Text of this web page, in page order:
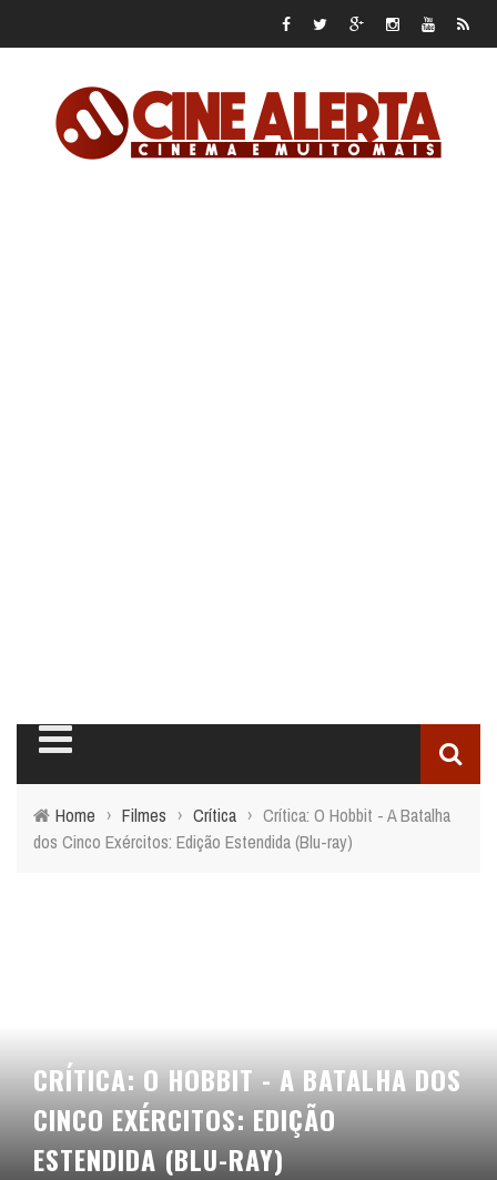
Home › Filmes › Crítica › Crítica: O Hobbit - A Batalha
dos Cinco Exércitos: Edição Estendida (Blu-ray)
CRÍTICA: O HOBBIT - A BATALHA DOS
CINCO EXÉRCITOS: EDIÇÃO
ESTENDIDA (BLU-RAY)